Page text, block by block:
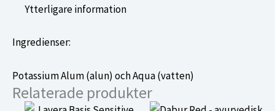
120gYtterligare information
Ingredienser:
Potassium Alum (alun) och Aqua (vatten)
Relaterade produkter